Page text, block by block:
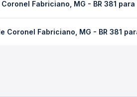
de tráfego. Na Quero Passagem
Fabriciano, MG - BR 381
compra. Na Quero Passagem
Coronel Fabriciano, MG - BR 381